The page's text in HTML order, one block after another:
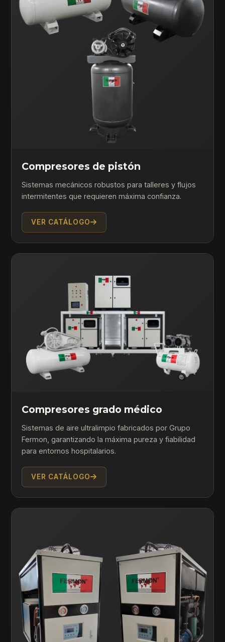
Compresores de pistón
Sistemas mecánicos robustos para talleres y flujos
intermitentes que requieren máxima confianza.
VER CATÁLOGO
Compresores grado médico
Sistemas de aire ultralimpio fabricados por Grupo
Fermon, garantizando la máxima pureza y fiabilidad
para entornos hospitalarios.
VER CATÁLOGO